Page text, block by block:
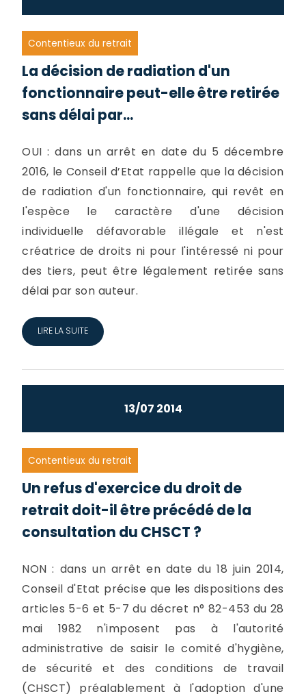
Contentieux du retrait
La décision de radiation d'un
fonctionnaire peut-elle être retirée
sans délai par...
OUI : dans un arrêt en date du 5 décembre
2016, le Conseil d’Etat rappelle que la décision
de radiation d'un fonctionnaire, qui revêt en
l'espèce le caractère d'une décision
individuelle défavorable illégale et n'est
créatrice de droits ni pour l'intéressé ni pour
des tiers, peut être légalement retirée sans
délai par son auteur.
LIRE LA SUITE
13/07 2014
Contentieux du retrait
Un refus d'exercice du droit de
retrait doit-il être précédé de la
consultation du CHSCT ?
NON : dans un arrêt en date du 18 juin 2014,
Conseil d'Etat précise que les dispositions des
articles 5-6 et 5-7 du décret n° 82-453 du 28
mai 1982 n'imposent pas à l'autorité
administrative de saisir le comité d'hygiène,
de sécurité et des conditions de travail
(CHSCT) préalablement à l'adoption d'une